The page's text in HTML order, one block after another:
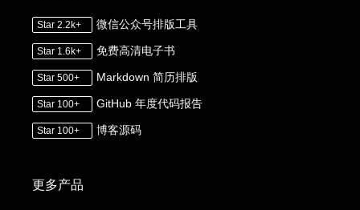
Star 2.2k+ 微信公众号排版工具
Star 1.6k+ 免费高清电子书
Star 500+ Markdown 简历排版
Star 100+ GitHub 年度代码报告
Star 100+ 博客源码
更多产品